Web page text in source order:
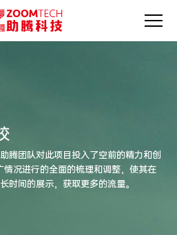
腾团队对此项目投入了空前的精力和创
况进行的全面的梳理和调整，使其在
时间的展示，获取更多的流量。